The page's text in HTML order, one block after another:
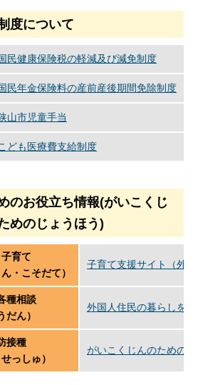
度について
民健康保険税の軽減及び減免制度
民年金保険料の産前産後期間免除制度
山市児童手当
ども医療費支給制度
のお役立ち情報(がいこくじ
めのじょうほう)
育て
・こそだて）
子育て支援サイト（外
種相談
だん）
外国人住民の暮らしを
接種
っしゅ）
がいこくじんのための